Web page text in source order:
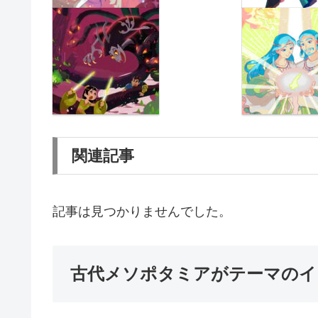
関連記事
記事は見つかりませんでした。
古代メソポタミアがテーマの